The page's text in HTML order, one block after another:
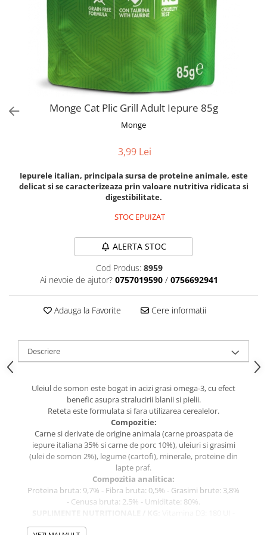
Recompense caini
Accesorii
Custi si Genti de Transport
Lemne si coarne de cerb sau
Lese, Zgarzi & Hamuri
Perii si Piepteni
Saltele cu efect de racire
Suplimente
Monge Cat Plic Grill Adult Iepure 85g
Monge
3,99 Lei
Iepurele italian, principala sursa de proteine animale, este
delicat si se caracterizeaza prin valoare nutritiva ridicata si
digestibilitate.
STOC EPUIZAT
ALERTA STOC
Cod Produs: 8959
Ai nevoie de ajutor? 0757019590 / 0756692941
Adauga la Favorite Cere informatii
Descriere
Uleiul de somon este bogat in acizi grasi omega-3, cu efect
benefic asupra stralucirii blanii si pielii.
Reteta este formulata si fara utilizarea cerealelor.
Compozitie:
Carne si derivate de origine animala (carne proaspata de
iepure italiana 35% si carne de porc 10%), uleiuri si grasimi
(ulei de somon 2%), legume (cartofi), minerale, proteine din
lapte praf.
Compozitia analitica:
Proteina bruta: 9,7% - Fibra bruta: 0,5% - Grasimi brute: 3,8%
- Cenusa bruta: 2,5% - Umiditate: 80%.
Vitamina E (acetat de rac-alfa tocoferil): 40 mg - Fier (sulfat